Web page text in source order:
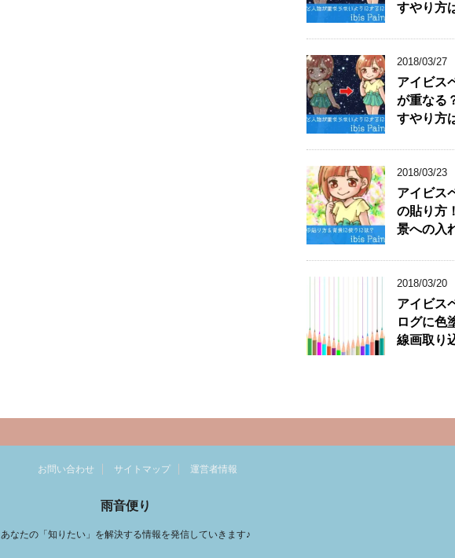
すやり方
2018/03/27
アイビス
が重なる
すやり方
2018/03/23
アイビス
の貼り方
景への入
2018/03/20
アイビス
ログに色
線画取り
お問い合わせ サイトマップ 運営者情報
雨音便り
あなたの「知りたい」を解決する情報を発信していきます♪